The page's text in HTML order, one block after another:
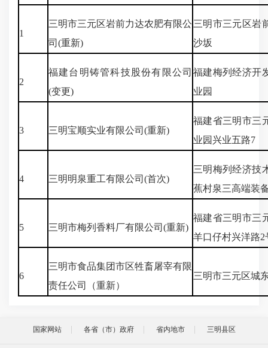
1
三明市三元区岩前力达农肥有限公
司(重新)
三明市三元区岩
沙坂
2
福建台明铸管科技股份有限公司
(变更)
福建梅列经济开
业园
3 三明宝顺实业有限公司(重新)
福建省三明市三
业园兴业五路7
4 三明明泉重工有限公司(首次)
三明梅列经济技
蕉村泉三高端装
5 三明市梅列香料厂有限公司(重新)
福建省三明市三
羊口仔村兴洋路2
6
三明市食品集团市区牲畜屠宰有限
责任公司（重新）
三明市三元区城
国家网站 各省（市）政府 省内地市 三明县区